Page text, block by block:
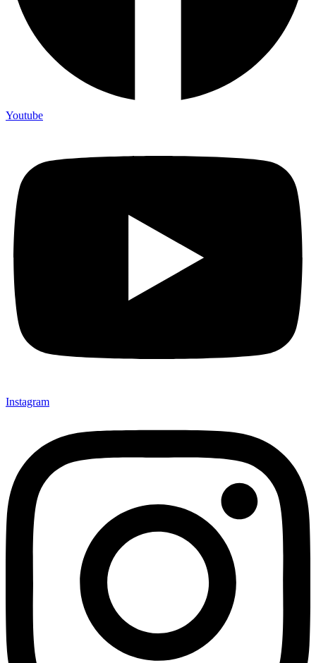
Youtube
Instagram